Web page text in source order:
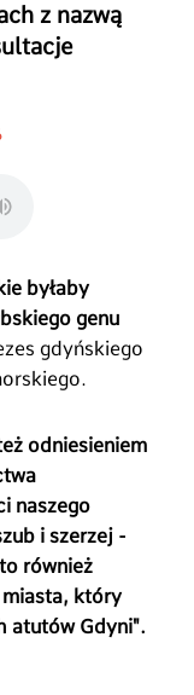
z nazwą
byłaby
genu
gdyńskiego
odniesieniem
naszego
i szerzej -
również
który
atutów Gdyni".